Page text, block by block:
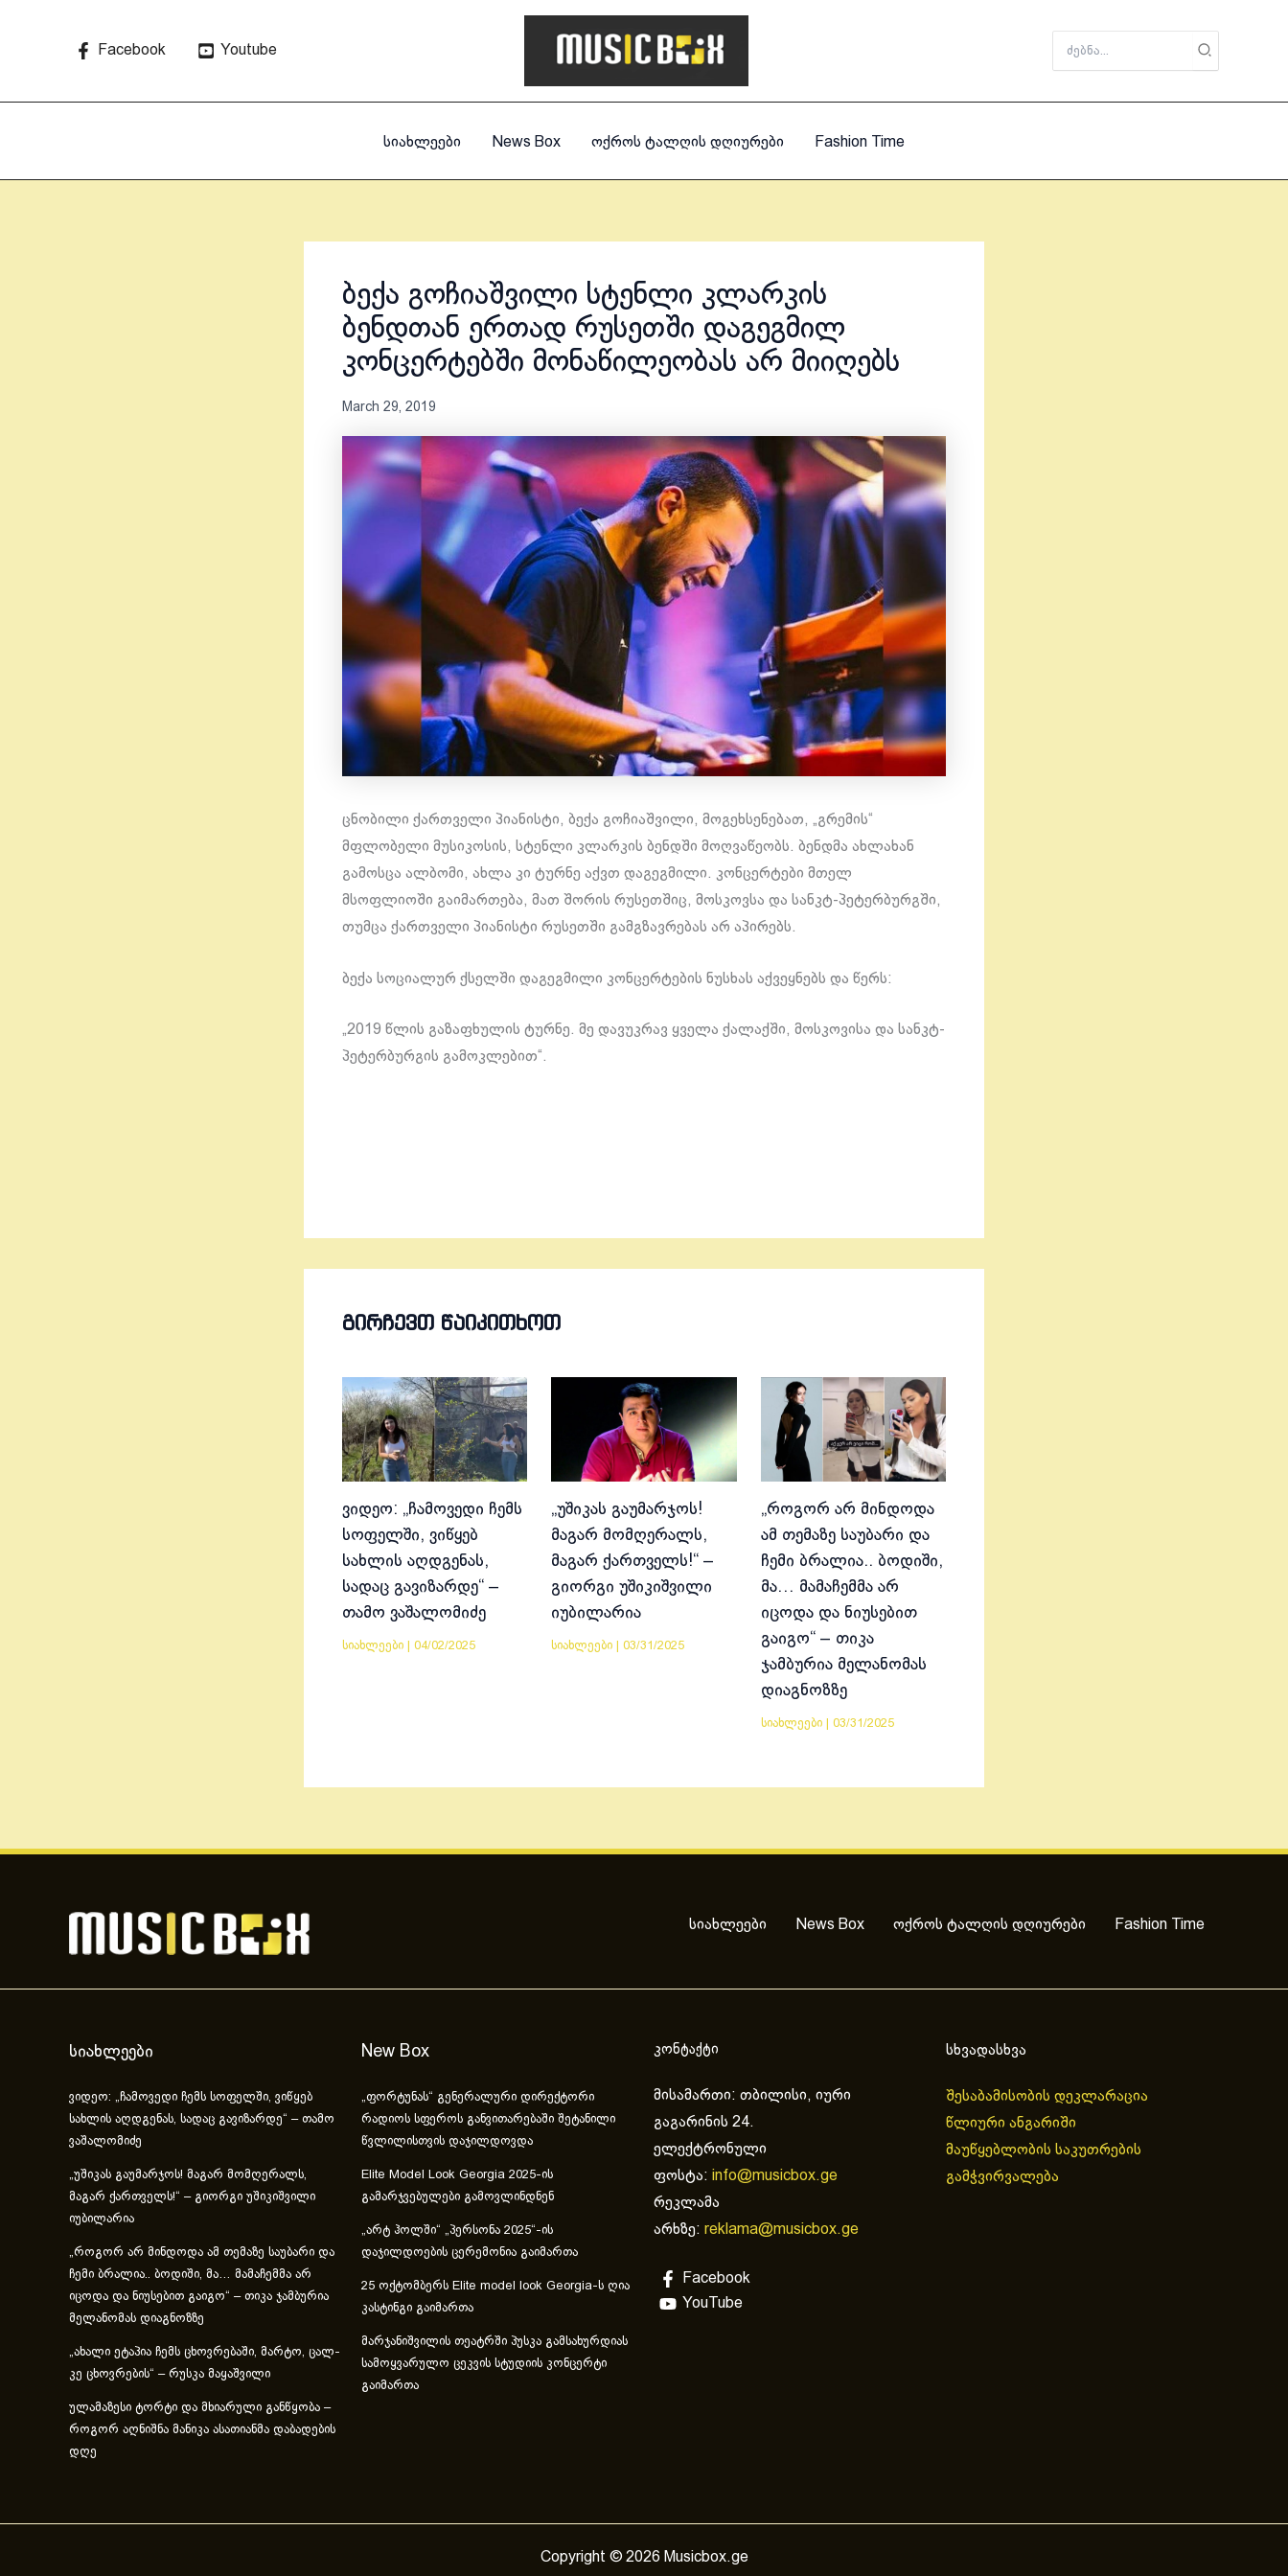
Facebook Youtube
for:
სიახლეები News Box ოქროს ტალღის დღიურები Fashion Time
ბექა გოჩიაშვილი სტენლი კლარკის
ბენდთან ერთად რუსეთში დაგეგმილ
კონცერტებში მონაწილეობას არ მიიღებს
March 29, 2019
ცნობილი ქართველი პიანისტი, ბექა გოჩიაშვილი, მოგეხსენებათ, „გრემის“
მფლობელი მუსიკოსის, სტენლი კლარკის ბენდში მოღვაწეობს. ბენდმა ახლახან
გამოსცა ალბომი, ახლა კი ტურნე აქვთ დაგეგმილი. კონცერტები მთელ
მსოფლიოში გაიმართება, მათ შორის რუსეთშიც, მოსკოვსა და სანკტ-პეტერბურგში,
თუმცა ქართველი პიანისტი რუსეთში გამგზავრებას არ აპირებს.
ბექა სოციალურ ქსელში დაგეგმილი კონცერტების ნუსხას აქვეყნებს და წერს:
„2019 წლის გაზაფხულის ტურნე. მე დავუკრავ ყველა ქალაქში, მოსკოვისა და სანკტ-
პეტერბურგის გამოკლებით“.
ᲒᲘᲠᲩᲔᲕᲗ ᲬᲐᲘᲙᲘᲗᲮᲝᲗ
ვიდეო: „ჩამოვედი ჩემს
სოფელში, ვიწყებ
სახლის აღდგენას,
სადაც გავიზარდე“ –
თამო ვაშალომიძე
სიახლეები 04/02/2025
„უშიკას გაუმარჯოს!
მაგარ მომღერალს,
მაგარ ქართველს!“ –
გიორგი უშიკიშვილი
იუბილარია
სიახლეები |03/31/2025
„როგორ არ მინდოდა
ამ თემაზე საუბარი და
ჩემი ბრალია.. ბოდიში,
მა… მამაჩემმა არ
იცოდა და ნიუსებით
გაიგო“ – თიკა
ჯამბურია მელანომას
დიაგნოზზე
სიახლეები| 03/31/2025
სიახლეები News Box ოქროს ტალღის დღიურები Fashion Time
სიახლეები
ვიდეო: „ჩამოვედი ჩემს სოფელში, ვიწყებ
სახლის აღდგენას, სადაც გავიზარდე“ – თამო
ვაშალომიძე
„უშიკას გაუმარჯოს! მაგარ მომღერალს,
მაგარ ქართველს!“ – გიორგი უშიკიშვილი
იუბილარია
„როგორ არ მინდოდა ამ თემაზე საუბარი და
ჩემი ბრალია.. ბოდიში, მა… მამაჩემმა არ
იცოდა და ნიუსებით გაიგო“ – თიკა ჯამბურია
მელანომას დიაგნოზზე
„ახა­ლი ეტა­პია ჩემს ცხოვ­რე­ბა­ში, მარ­ტო, ცალ­
კე ცხოვ­რე­ბის“ – რუსკა მაყაშვილი
ულამაზესი ტორტი და მხიარული განწყობა –
როგორ აღნიშნა მანიკა ასათიანმა დაბადების
დღე
New Box
„ფორტუნას“ გენერალური დირექტორი
რადიოს სფეროს განვითარებაში შეტანილი
წვლილისთვის დაჯილდოვდა
Elite Model Look Georgia 2025-ის
გამარჯვებულები გამოვლინდნენ
„არტ ჰოლში“ „პერსონა 2025“-ის
დაჯილდოების ცერემონია გაიმართა
25 ოქტომბერს Elite model look Georgia-ს ღია
კასტინგი გაიმართა
მარჯანიშვილის თეატრში პუსკა გამსახურდიას
სამოყვარულო ცეკვის სტუდიის კონცერტი
გაიმართა
კონტაქტი
მისამართი: თბილისი, იური
გაგარინის 24.
ელექტრონული
ფოსტა: info@musicbox.ge
რეკლამა
არხზე: reklama@musicbox.ge
Facebook
YouTube
სხვადასხვა
შესაბამისობის დეკლარაცია
წლიური ანგარიში
მაუწყებლობის საკუთრების
გამჭვირვალება
Copyright © 2026 Musicbox.ge